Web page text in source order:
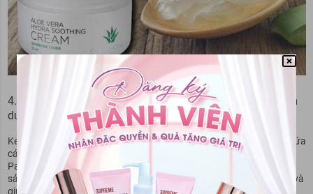
4.4. Cosrx Hydrium Moisture Power Enriched Cream - Kem
dưỡng ẩm Hàn Quốc cho da dầu
Kem dưỡng ẩm Cosrx Hydrium Moisture Power Enriched Cream chứa
các thành phần dưỡng ẩm mạnh mẽ như Hyaluronic Acid và
Panthenol, giúp cung cấp độ ẩm sâu cho da khô và thiếu nước. Là
sản phẩm dành cho da dầu mụn, sản phẩm giúp làm mềm, mịn da và
giữ cho da luôn đầy đặn và tươi mát.